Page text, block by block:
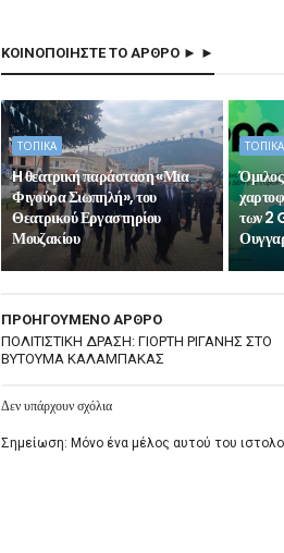
ΚΟΙΝΟΠΟΙΗΣΤΕ ΤΟ ΑΡΘΡΟ ► ►
ΤΟΠΙΚΑ
H θεατρική παράσταση «Μια
Φιγούρα Σιωπηλή», του
Θεατρικού Εργαστηρίου
Μουζακίου
ΤΟΠΙΚΑ
των 2
ΠΡΟΗΓΟΥΜΕΝΟ ΑΡΘΡΟ
ΠΟΛΙΤΙΣΤΙΚΗ ΔΡΑΣΗ: ΓΙΟΡΤΗ ΡΙΓΑΝΗΣ ΣΤΟ
ΒΥΤΟΥΜΑ ΚΑΛΑΜΠΑΚΑΣ
Δεν υπάρχουν σχόλια
Σημείωση: Μόνο ένα μέλος αυτού του